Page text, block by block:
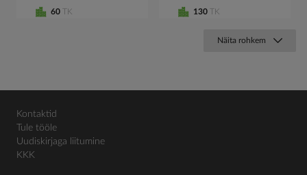
60 TK 130 TK
Näita rohkem
Kontaktid
Tule tööle
Uudiskirjaga liitumine
KKK